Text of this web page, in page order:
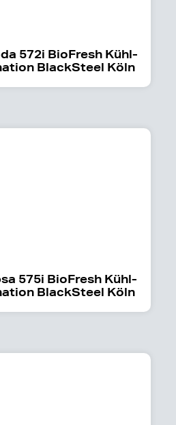
572i BioFresh Kühl-
BlackSteel Köln
575i BioFresh Kühl-
BlackSteel Köln